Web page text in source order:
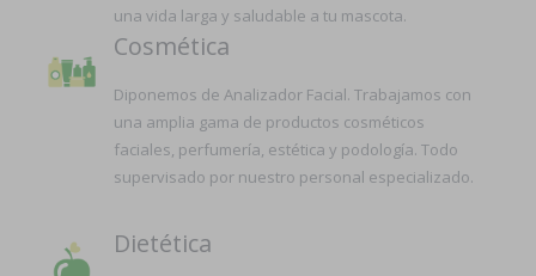
una vida larga y saludable a tu mascota.
Cosmética
Diponemos de Analizador Facial. Trabajamos con
una amplia gama de productos cosméticos
faciales, perfumería, estética y podología. Todo
supervisado por nuestro personal especializado.
Dietética